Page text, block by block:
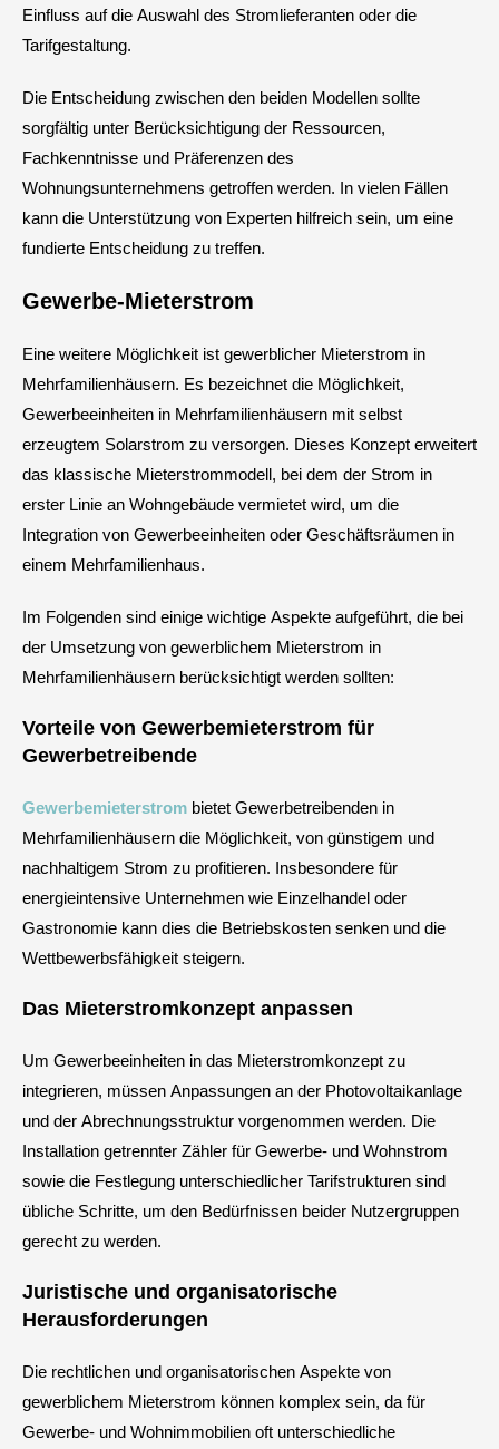
Einfluss auf die Auswahl des Stromlieferanten oder die
Tarifgestaltung.
Die Entscheidung zwischen den beiden Modellen sollte
sorgfältig unter Berücksichtigung der Ressourcen,
Fachkenntnisse und Präferenzen des
Wohnungsunternehmens getroffen werden. In vielen Fällen
kann die Unterstützung von Experten hilfreich sein, um eine
fundierte Entscheidung zu treffen.
Gewerbe-Mieterstrom
Eine weitere Möglichkeit ist gewerblicher Mieterstrom in
Mehrfamilienhäusern. Es bezeichnet die Möglichkeit,
Gewerbeeinheiten in Mehrfamilienhäusern mit selbst
erzeugtem Solarstrom zu versorgen. Dieses Konzept erweitert
das klassische Mieterstrommodell, bei dem der Strom in
erster Linie an Wohngebäude vermietet wird, um die
Integration von Gewerbeeinheiten oder Geschäftsräumen in
einem Mehrfamilienhaus.
Im Folgenden sind einige wichtige Aspekte aufgeführt, die bei
der Umsetzung von gewerblichem Mieterstrom in
Mehrfamilienhäusern berücksichtigt werden sollten:
Vorteile von Gewerbemieterstrom für
Gewerbetreibende
Gewerbemieterstrom bietet Gewerbetreibenden in
Mehrfamilienhäusern die Möglichkeit, von günstigem und
nachhaltigem Strom zu profitieren. Insbesondere für
energieintensive Unternehmen wie Einzelhandel oder
Gastronomie kann dies die Betriebskosten senken und die
Wettbewerbsfähigkeit steigern.
Das Mieterstromkonzept anpassen
Um Gewerbeeinheiten in das Mieterstromkonzept zu
integrieren, müssen Anpassungen an der Photovoltaikanlage
und der Abrechnungsstruktur vorgenommen werden. Die
Installation getrennter Zähler für Gewerbe- und Wohnstrom
sowie die Festlegung unterschiedlicher Tarifstrukturen sind
übliche Schritte, um den Bedürfnissen beider Nutzergruppen
gerecht zu werden.
Juristische und organisatorische
Herausforderungen
Die rechtlichen und organisatorischen Aspekte von
gewerblichem Mieterstrom können komplex sein, da für
Gewerbe- und Wohnimmobilien oft unterschiedliche